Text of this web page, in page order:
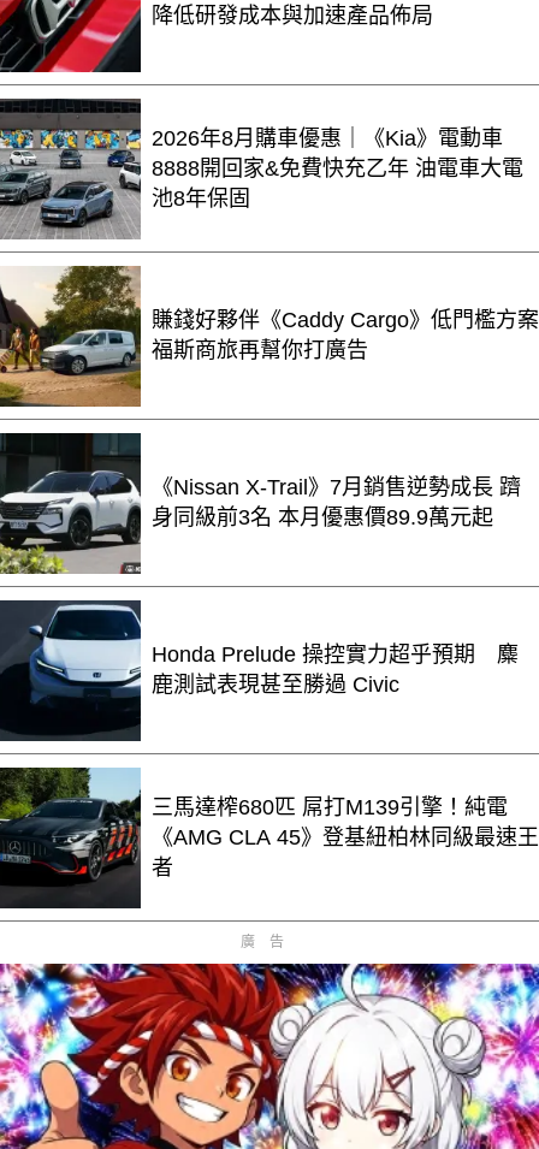
降低研發成本與加速產品佈局
2026年8月購車優惠｜《Kia》電動車
8888開回家&免費快充乙年 油電車大電
池8年保固
賺錢好夥伴《Caddy Cargo》低門檻方案
福斯商旅再幫你打廣告
《Nissan X-Trail》7月銷售逆勢成長 躋
身同級前3名 本月優惠價89.9萬元起
Honda Prelude 操控實力超乎預期 麋
鹿測試表現甚至勝過 Civic
三馬達榨680匹 屌打M139引擎！純電
《AMG CLA 45》登基紐柏林同級最速王
者
廣告